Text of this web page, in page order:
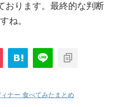
おります。最終的な判断
ね。
ナー 食べてみたまとめ